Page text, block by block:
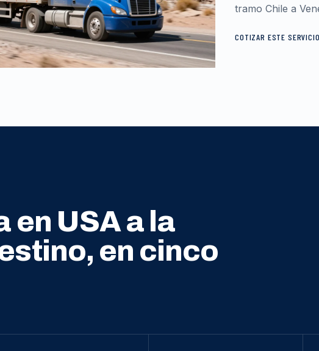
tramo Chile a
COTIZAR ESTE SERVICIO
en USA a la
en cinco